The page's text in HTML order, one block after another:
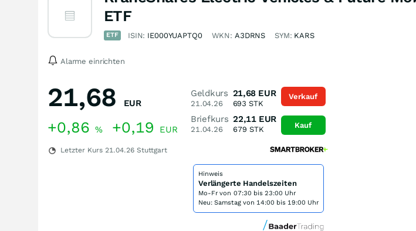
ETF
ETF ISIN: IE000YUAPTQ0 WKN: A3DRNS SYM: KARS
Alarme einrichten
21,68 EUR
+0,86 % +0,19 EUR
Letzter Kurs 21.04.26 Stuttgart
Geldkurs
21.04.26
21,68 EUR
693 STK
Briefkurs
21.04.26
22,11 EUR
679 STK
Verkauf
Kauf
Hinweis
Verlängerte Handelszeiten
Mo-Fr von 07:30 bis 23:00 Uhr
Neu: Samstag von 14:00 bis 19:00 Uhr